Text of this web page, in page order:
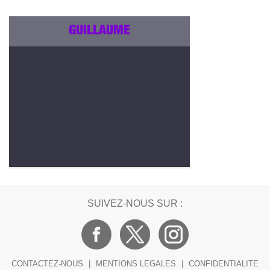
GUILLAUME
SUIVEZ-NOUS SUR :
CONTACTEZ-NOUS MENTIONS LEGALES CONFIDENTIALITE